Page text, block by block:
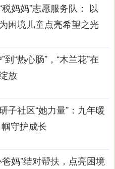
妈妈”志愿服务队： 以
困境儿童点亮希望之光
到“热心肠”，“木兰花”在
放
子社区“她力量”：九年暖
守护成长
妈”结对帮扶，点亮困境